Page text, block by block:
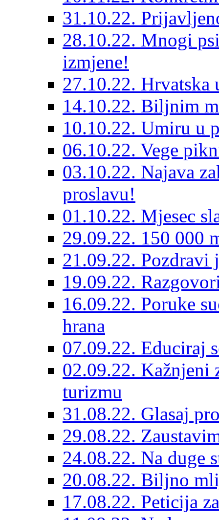
31.10.22.
28.10.22. Mnogi
izmjene!
27.10.22. Hrvatska
14.10.22. Biljnim
10.10.22. Umiru u
06.10.22. Vege
03.10.22. Najava
proslavu!
01.10.22. Mjesec
29.09.22. 150 000
21.09.22. Pozdravi
19.09.22.
16.09.22. Poruke
hrana
07.09.22. Educiraj
02.09.22. Kažnjeni
turizmu
31.08.22. Glasaj
29.08.22.
24.08.22. Na duge
20.08.22. Biljno
17.08.22. Peticija